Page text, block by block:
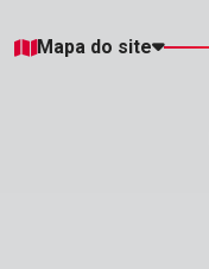
Mapa do site